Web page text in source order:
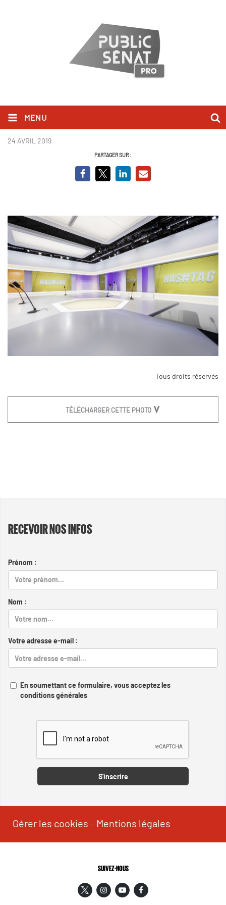
MENU
Hashtag
24 AVRIL 2019
PARTAGER SUR :
Tous droits réservés
TÉLÉCHARGER CETTE PHOTO
RECEVOIR NOS INFOS
Prénom :
Nom :
Votre adresse e-mail :
En soumettant ce formulaire, vous acceptez les
conditions générales
S'inscrire
Gérer les cookies - Mentions légales
SUIVEZ-NOUS